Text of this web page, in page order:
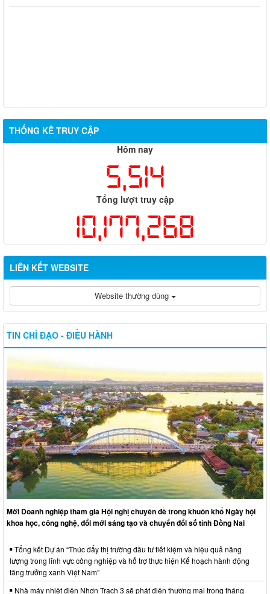
THỐNG KÊ TRUY CẬP
Hôm nay
5,514
Tổng lượt truy cập
10,177,268
LIÊN KẾT WEBSITE
Website thường dùng
TIN CHỈ ĐẠO - ĐIỀU HÀNH
Mời Doanh nghiệp tham gia Hội nghị chuyên đề trong khuôn khổ Ngày hội
khoa học, công nghệ, đổi mới sáng tạo và chuyển đổi số tỉnh Đồng Nai
Tổng kết Dự án “Thúc đẩy thị trường đầu tư tiết kiệm và hiệu quả năng
lượng trong lĩnh vực công nghiệp và hỗ trợ thực hiện Kế hoạch hành động
tăng trưởng xanh Việt Nam”
Nhà máy nhiệt điện Nhơn Trạch 3 sẽ phát điện thương mại trong tháng